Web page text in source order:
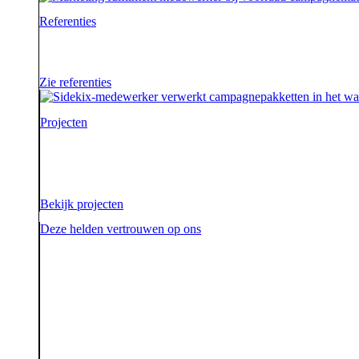
Referenties
Zie referenties
Projecten
Bekijk projecten
Deze helden vertrouwen op ons